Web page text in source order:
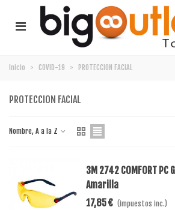
Inicio > COVID-19 > PROTECCION FACIAL
PROTECCION FACIAL
Nombre, A a la Z
3M 2742 COMFORT
Amarilla
17,85 € (impuestos inc.)